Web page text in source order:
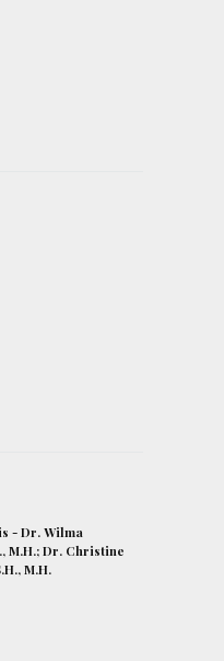
- Dr. Wilma
M.H.; Dr. Christine
M.H.